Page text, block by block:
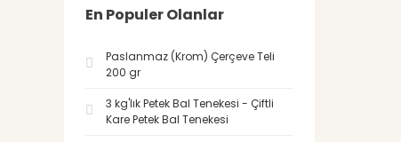
En Populer Olanlar
Paslanmaz (Krom) Çerçeve Teli
200 gr
3 kg'lık Petek Bal Tenekesi - Çiftli
Kare Petek Bal Tenekesi